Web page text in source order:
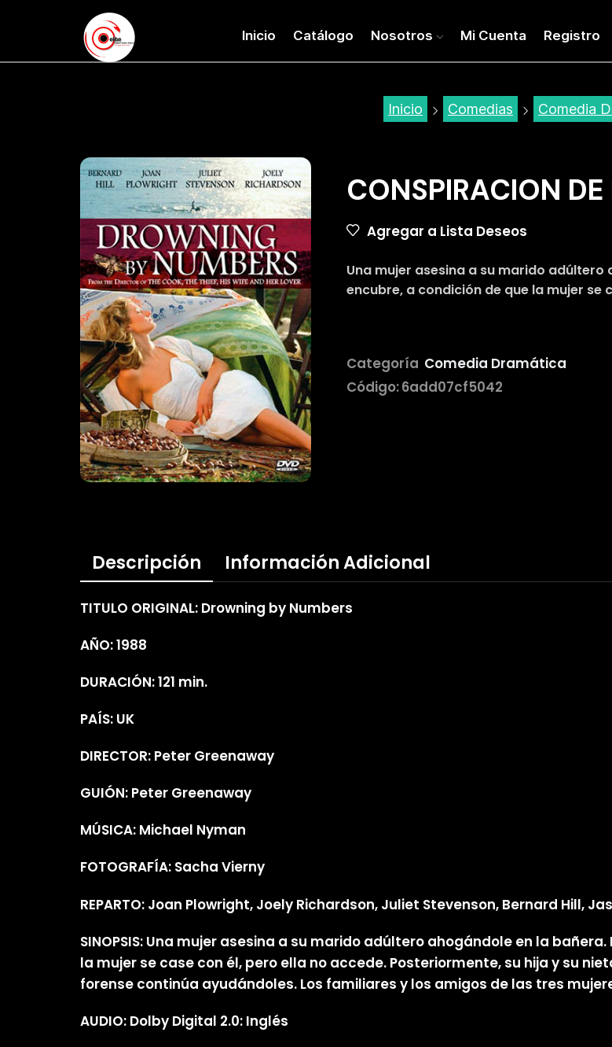
Inicio Catálogo Nosotros Mi Cuenta Registro
Inicio Comedias Comedia
CONSPIRACION
Agregar a Lista Deseos
Una mujer asesina a su marido adúltero
encubre, a condición de que la mujer se
Categoría Comedia Dramática
Código:6add07cf5042
Descripción Información Adicional
TITULO ORIGINAL: Drowning by Numbers
AÑO: 1988
DURACIÓN: 121 min.
PAÍS: UK
DIRECTOR: Peter Greenaway
GUIÓN: Peter Greenaway
MÚSICA: Michael Nyman
FOTOGRAFÍA: Sacha Vierny
REPARTO: Joan Plowright, Joely Richardson, Juliet Stevenson, Bernard Hill,
SINOPSIS: Una mujer asesina a su marido adúltero ahogándole en la
la mujer se case con él, pero ella no accede. Posteriormente, su hija y su
forense continúa ayudándoles. Los familiares y los amigos de las tres
AUDIO: Dolby Digital 2.0: Inglés